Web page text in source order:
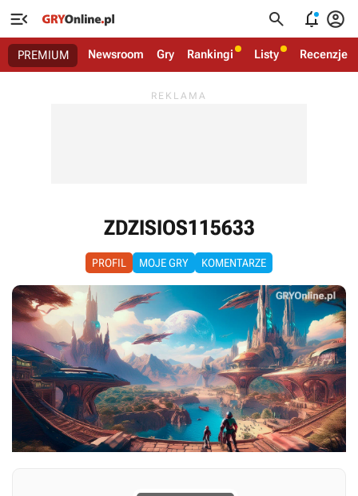
   
PREMIUM Newsroom Gry Rankingi Listy Recenzje
ZDZISIOS115633
PROFIL MOJE GRY KOMENTARZE